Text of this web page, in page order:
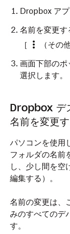
Dropbox アプ
名前を変更す
［
（その
画面下部のポ
選択します。
名前を変更す
［名前を変更
ファイルを閲覧
Dropbox デ
名前を変更
パソコンを使用
フォルダの名前
し、少し間を空
編集する）。
名前の変更は、
みのすべてのデ
す。